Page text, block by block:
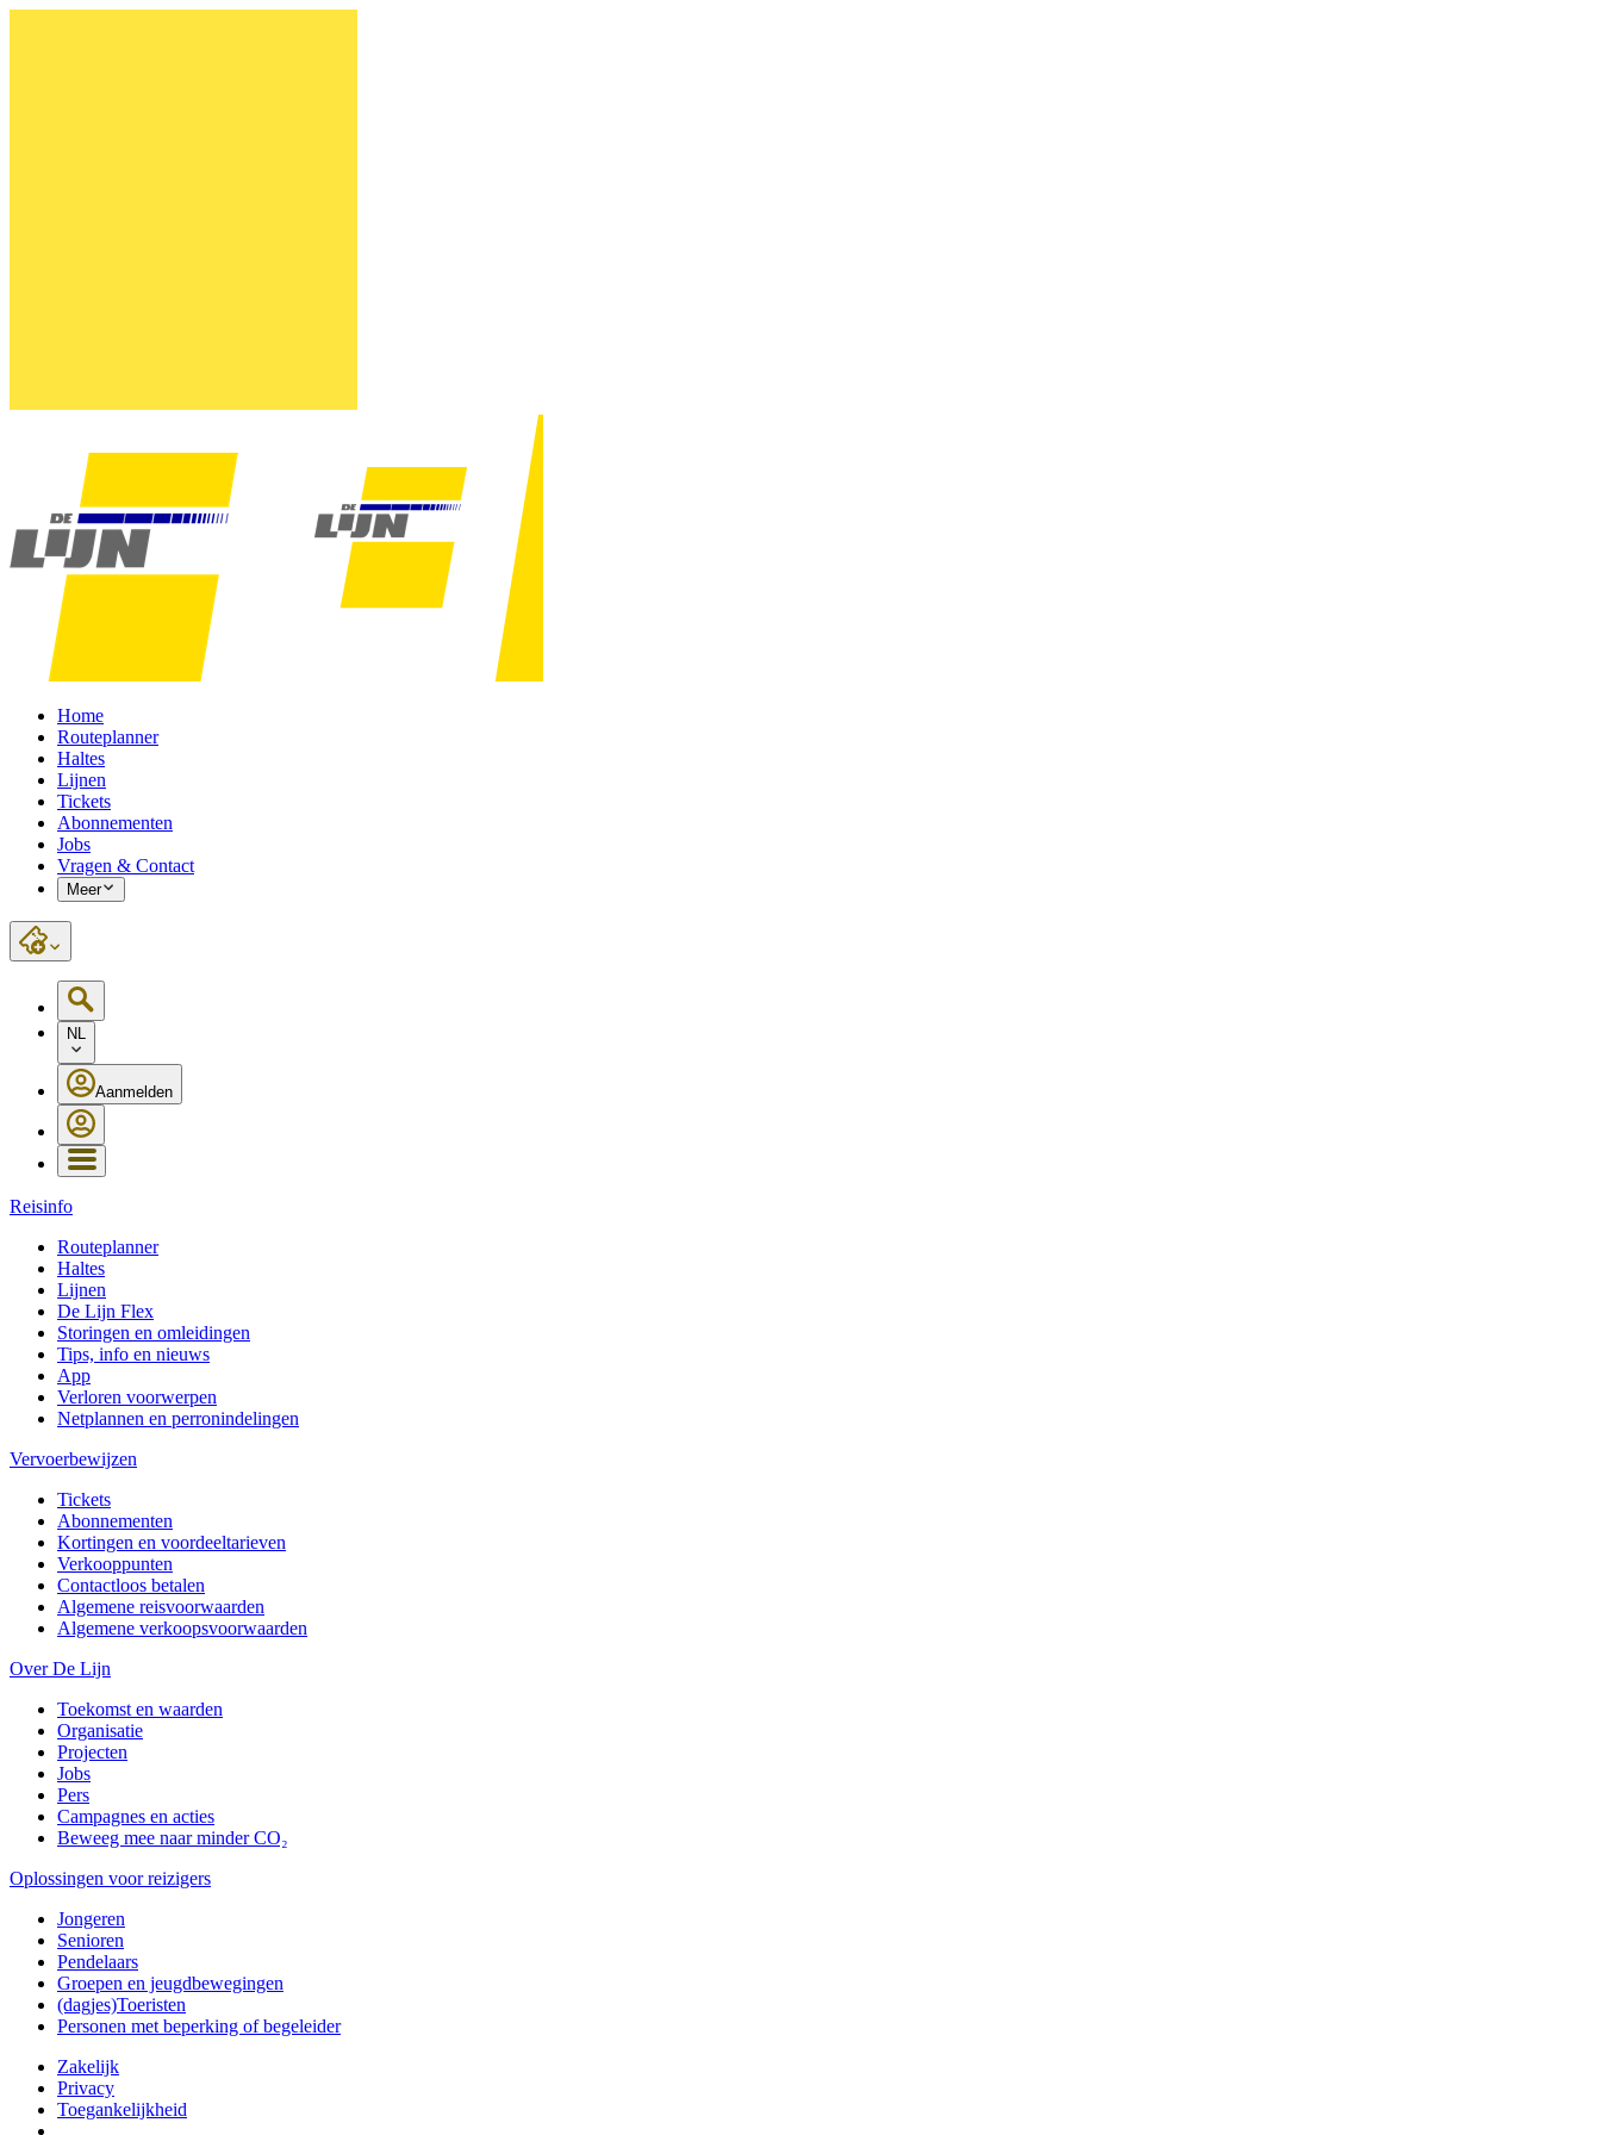
Home
Routeplanner
Haltes
Lijnen
Tickets
Abonnementen
Jobs
Vragen & Contact
Meer
NL
Aanmelden
Reisinfo
Routeplanner
Haltes
Lijnen
De Lijn Flex
Storingen en omleidingen
Tips, info en nieuws
App
Verloren voorwerpen
Netplannen en perronindelingen
Vervoerbewijzen
Tickets
Abonnementen
Kortingen en voordeeltarieven
Verkooppunten
Contactloos betalen
Algemene reisvoorwaarden
Algemene verkoopsvoorwaarden
Over De Lijn
Toekomst en waarden
Organisatie
Projecten
Jobs
Pers
Campagnes en acties
Beweeg mee naar minder CO₂
Oplossingen voor reizigers
Jongeren
Senioren
Pendelaars
Groepen en jeugdbewegingen
(dagjes)Toeristen
Personen met beperking of begeleider
Zakelijk
Privacy
Toegankelijkheid